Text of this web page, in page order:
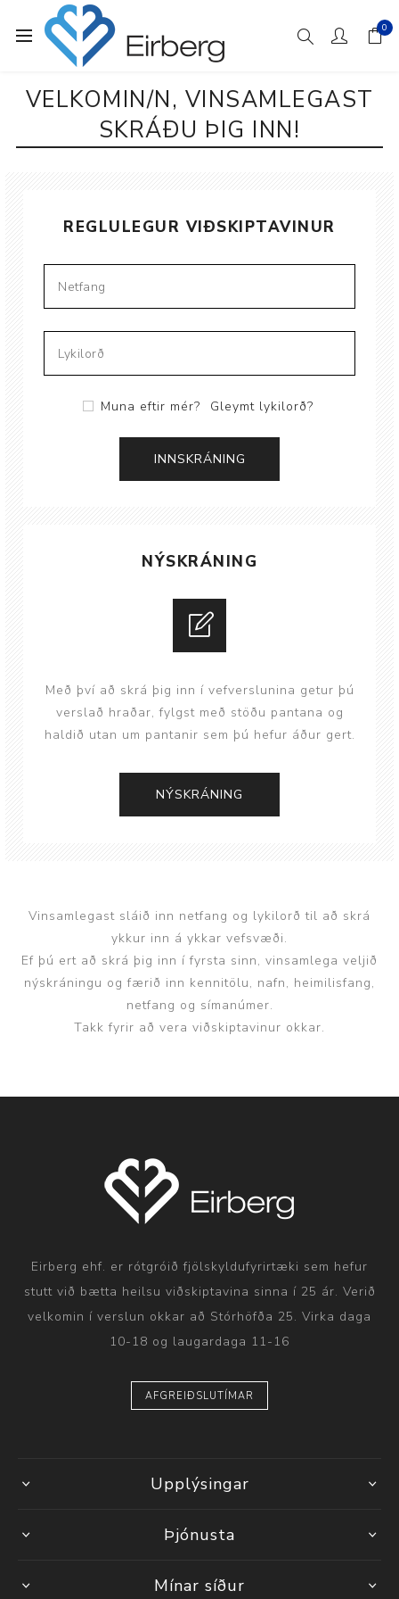
0
VELKOMIN/N, VINSAMLEGAST
SKRÁÐU ÞIG INN!
REGLULEGUR VIÐSKIPTAVINUR
Muna eftir mér? Gleymt lykilorð?
NÝSKRÁNING
Með því að skrá þig inn í vefverslunina getur þú
verslað hraðar, fylgst með stöðu pantana og
haldið utan um pantanir sem þú hefur áður gert.
Vinsamlegast sláið inn netfang og lykilorð til að skrá
ykkur inn á ykkar vefsvæði.
Ef þú ert að skrá þig inn í fyrsta sinn, vinsamlega veljið
nýskráningu og færið inn kennitölu, nafn, heimilisfang,
netfang og símanúmer.
Takk fyrir að vera viðskiptavinur okkar.
Eirberg ehf. er rótgróið fjölskyldufyrirtæki sem hefur
stutt við bætta heilsu viðskiptavina sinna í 25 ár. Verið
velkomin í verslun okkar að Stórhöfða 25. Virka daga
10-18 og laugardaga 11-16
AFGREIÐSLUTÍMAR
Upplýsingar
Þjónusta
Mínar síður